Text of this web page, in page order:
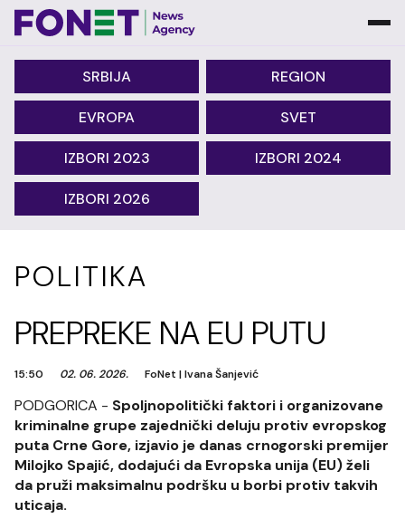
SRBIJA REGION
EVROPA SVET
IZBORI 2023 IZBORI 2024
IZBORI 2026
POLITIKA
PREPREKE NA EU PUTU
15:50 02. 06. 2026. FoNet |Ivana Šanjević
PODGORICA - Spoljnopolitički faktori i organizovane
kriminalne grupe zajednički deluju protiv evropskog
puta Crne Gore, izjavio je danas crnogorski premijer
Milojko Spajić, dodajući da Evropska unija (EU) želi
da pruži maksimalnu podršku u borbi protiv takvih
uticaja.